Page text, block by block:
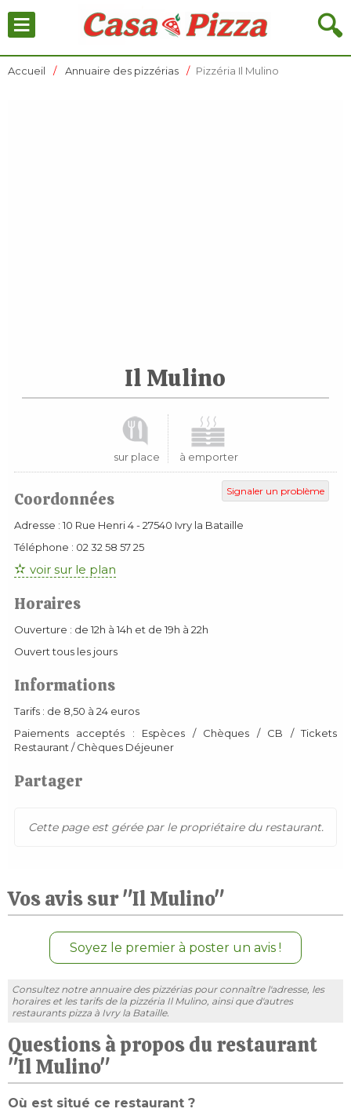
🔍
≡
Accueil Annuaire des pizzérias Pizzéria Il Mulino
Il Mulino
sur place à emporter
Signaler un problème
Coordonnées
Adresse : 10 Rue Henri 4-27540 Ivry la Bataille
Téléphone : 02 32 58 57 25
voir sur le plan
Horaires
Ouverture : de 12h à 14h et de 19h à 22h
Ouvert tous les jours
Informations
Tarifs : de 8,50 à 24 euros
Paiements acceptés : Espèces / Chèques / CB / Tickets
Restaurant / Chèques Déjeuner
Partager
Cette page est gérée par le propriétaire du restaurant.
Vos avis sur "Il Mulino"
Soyez le premier à poster un avis !
Consultez notre annuaire des pizzérias pour connaître l'adresse, les
horaires et les tarifs de la pizzéria Il Mulino, ainsi que d'autres
restaurants pizza à Ivry la Bataille.
Questions à propos du restaurant
"Il Mulino"
Où est situé ce restaurant ?